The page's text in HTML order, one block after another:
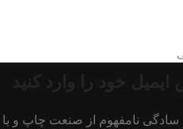
سادگی نامفهوم از صنعت چاپ و با